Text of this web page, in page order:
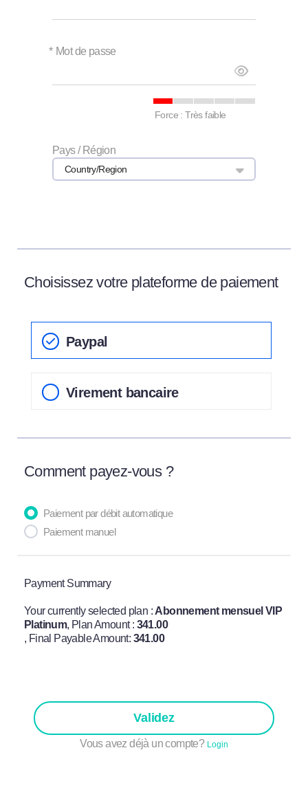
* Mot de passe
Force : Très faible
Pays / Région
Country/Region
Choisissez votre plateforme de paiement
Paypal
Virement bancaire
Comment payez-vous ?
Paiement par débit automatique
Paiement manuel
Payment Summary
Your currently selected plan : Abonnement mensuel VIP
Platinum, Plan Amount : 341.00
, Final Payable Amount: 341.00
Validez
Vous avez déjà un compte? Login